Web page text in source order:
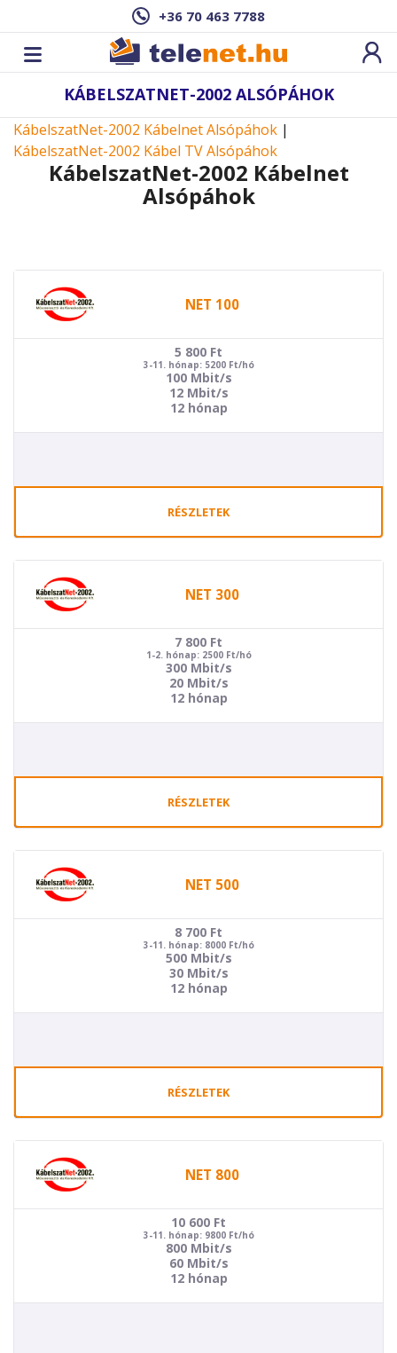
+36 70 463 7788
KÁBELSZATNET-2002 ALSÓPÁHOK
KábelszatNet-2002 Kábelnet Alsópáhok |
KábelszatNet-2002 Kábel TV Alsópáhok
KábelszatNet-2002 Kábelnet
Alsópáhok
NET 100
5 800 Ft
3-11. hónap: 5200 Ft/hó
100 Mbit/s
12 Mbit/s
12 hónap
RÉSZLETEK
NET 300
7 800 Ft
1-2. hónap: 2500 Ft/hó
300 Mbit/s
20 Mbit/s
12 hónap
RÉSZLETEK
NET 500
8 700 Ft
3-11. hónap: 8000 Ft/hó
500 Mbit/s
30 Mbit/s
12 hónap
RÉSZLETEK
NET 800
10 600 Ft
3-11. hónap: 9800 Ft/hó
800 Mbit/s
60 Mbit/s
12 hónap